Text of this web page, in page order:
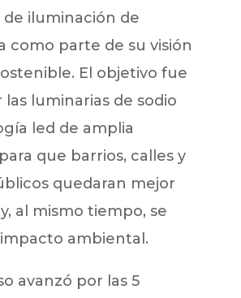
de iluminación de
como parte de su visión
El objetivo fue
luminarias de sodio
led de amplia
que barrios, calles y
quedaran mejor
al mismo tiempo, se
ambiental.
avanzó por las 5